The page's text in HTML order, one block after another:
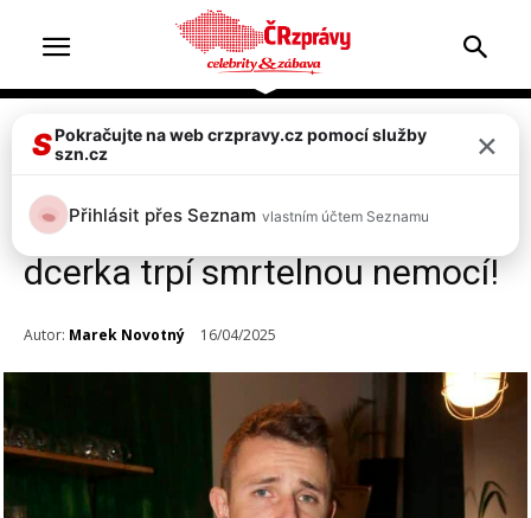
Celebrity
Herec Jakub Štáfek skrývá
bolestné tajemství: malá
dcerka trpí smrtelnou nemocí!
Autor: Marek Novotný 16/04/2025
SPokračujte na web crzpravy.cz pomocí služby
szn.cz
×
Přihlásit přes Seznam vlastním účtem Seznamu